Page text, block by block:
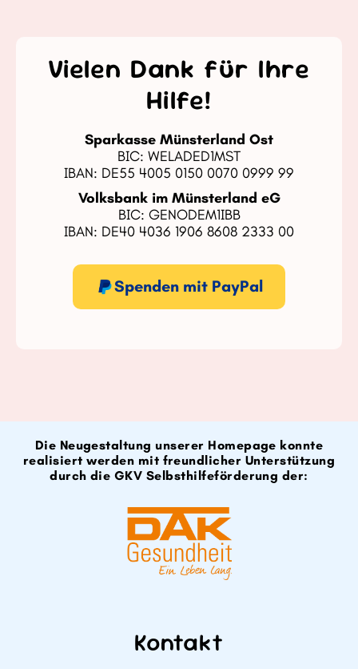
Vielen Dank für Ihre
Hilfe!
Sparkasse Münsterland Ost
BIC: WELADED1MST
IBAN: DE55 4005 0150 0070 0999 99
Volksbank im Münsterland eG
BIC: GENODEM1IBB
IBAN: DE40 4036 1906 8608 2333 00
Spenden mit PayPal
Kontakt
Die Neugestaltung unserer Homepage konnte
realisiert werden mit freundlicher Unterstützung
durch die GKV Selbsthilfeförderung der: